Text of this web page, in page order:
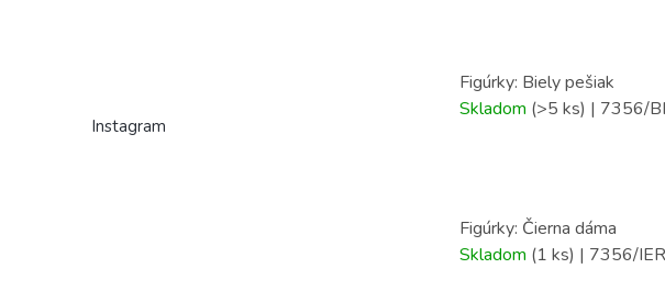
Instagram
Figúrky: Biely pešiak
Skladom (>5 ks) | 7356/
Figúrky: Čierna dáma
Skladom (1 ks) | 7356/